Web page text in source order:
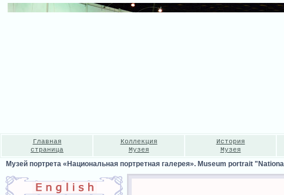
Главная
страница
Коллекция
Музея
История
Музея
Музей портрета «Национальная портретная галерея». Museum portrait